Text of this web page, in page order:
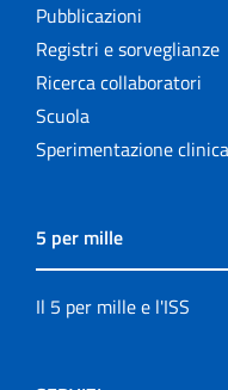
Pubblicazioni
Registri e sorveglianze
Ricerca collaboratori
Scuola
Sperimentazione
5 per mille
Il 5 per mille e l'ISS